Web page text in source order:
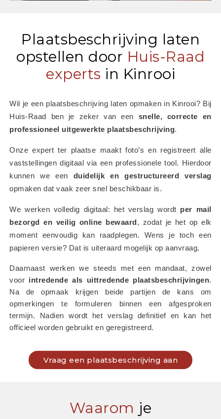
Plaatsbeschrijving laten
opstellen door Huis-Raad
experts in Kinrooi
Wil je een plaatsbeschrijving laten opmaken in Kinrooi? Bij
Huis-Raad ben je zeker van een snelle, correcte en
professioneel uitgewerkte plaatsbeschrijving.
Onze expert ter plaatse maakt foto’s en registreert alle
vaststellingen digitaal via een professionele tool. Hierdoor
kunnen we een duidelijk en gestructureerd verslag
opmaken dat vaak zeer snel beschikbaar is.
We werken volledig digitaal: het verslag wordt per mail
bezorgd en veilig online bewaard , zodat je het op elk
moment eenvoudig kan raadplegen. Wens je toch een
papieren versie? Dat is uiteraard mogelijk op aanvraag.
Daarnaast werken we steeds met een mandaat, zowel
voor intredende als uittredende plaatsbeschrijvingen.
Na de opmaak krijgen beide partijen de kans om
opmerkingen te formuleren binnen een afgesproken
termijn. Nadien wordt het verslag definitief en kan het
officieel worden gebruikt en geregistreerd.
Vraag een plaatsbeschrijving aan
Waarom je